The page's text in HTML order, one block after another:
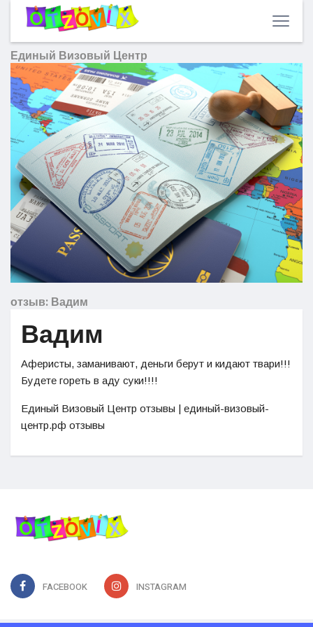
Единый Визовый Центр
отзыв: Вадим
Вадим
Аферисты, заманивают, деньги берут и кидают твари!!!
Будете гореть в аду суки!!!!
Единый Визовый Центр отзывы | единый-визовый-
центр.рф отзывы
FACEBOOK INSTAGRAM